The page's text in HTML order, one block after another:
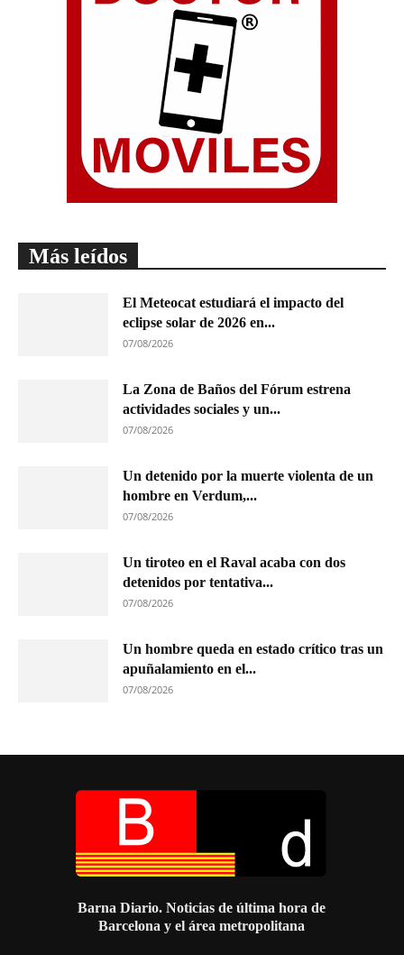
Más leídos
El Meteocat estudiará el impacto del
eclipse solar de 2026 en...
07/08/2026
La Zona de Baños del Fórum estrena
actividades sociales y un...
07/08/2026
Un detenido por la muerte violenta de un
hombre en Verdum,...
07/08/2026
Un tiroteo en el Raval acaba con dos
detenidos por tentativa...
07/08/2026
Un hombre queda en estado crítico tras un
apuñalamiento en el...
07/08/2026
Barna Diario. Noticias de última hora de
Barcelona y el área metropolitana